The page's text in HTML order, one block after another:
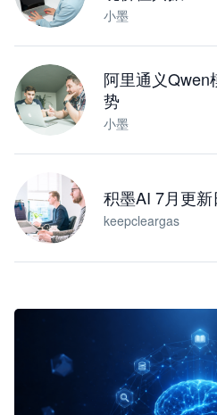
小墨
阿里通义Qwen
势
小墨
积墨AI 7月更
keepcleargas